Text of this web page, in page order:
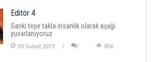
Editör 4
Sanki tepe takla insanlık olarak aşağı
yuvarlanıyoruz
05 Subat 2013 856